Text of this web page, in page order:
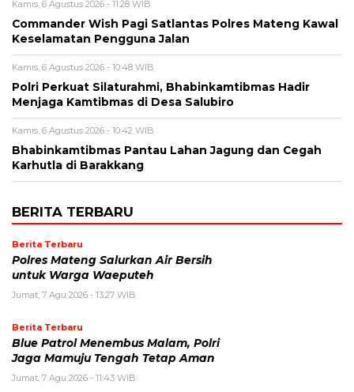
Kamis, 6 Agustus 2026 - 11:28 WIB
Commander Wish Pagi Satlantas Polres Mateng Kawal
Keselamatan Pengguna Jalan
Kamis, 6 Agustus 2026 - 10:48 WIB
Polri Perkuat Silaturahmi, Bhabinkamtibmas Hadir
Menjaga Kamtibmas di Desa Salubiro
Kamis, 6 Agustus 2026 - 10:42 WIB
Bhabinkamtibmas Pantau Lahan Jagung dan Cegah
Karhutla di Barakkang
BERITA TERBARU
Berita Terbaru
Polres Mateng Salurkan Air Bersih
untuk Warga Waeputeh
Jumat, 7 Agu 2026 - 13:27 WIB
Berita Terbaru
Blue Patrol Menembus Malam, Polri
Jaga Mamuju Tengah Tetap Aman
Jumat, 7 Agu 2026 - 11:43 WIB